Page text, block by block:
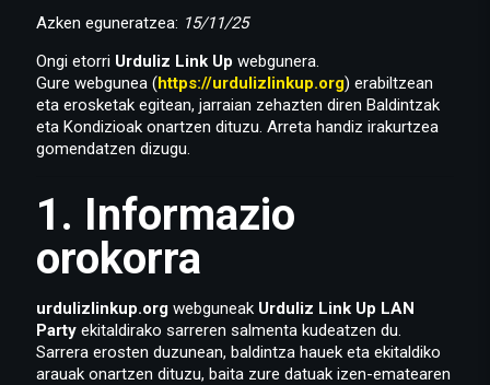
Azken eguneratzea: 15/11/25
Ongi etorri Urduliz Link Up webgunera.
Gure webgunea (https://urdulizlinkup.org) erabiltzean
eta erosketak egitean, jarraian zehazten diren Baldintzak
eta Kondizioak onartzen dituzu. Arreta handiz irakurtzea
gomendatzen dizugu.
1. Informazio
orokorra
urdulizlinkup.org webguneak Urduliz Link Up LAN
Party ekitaldirako sarreren salmenta kudeatzen du.
Sarrera erosten duzunean, baldintza hauek eta ekitaldiko
arauak onartzen dituzu, baita zure datuak izen-ematearen